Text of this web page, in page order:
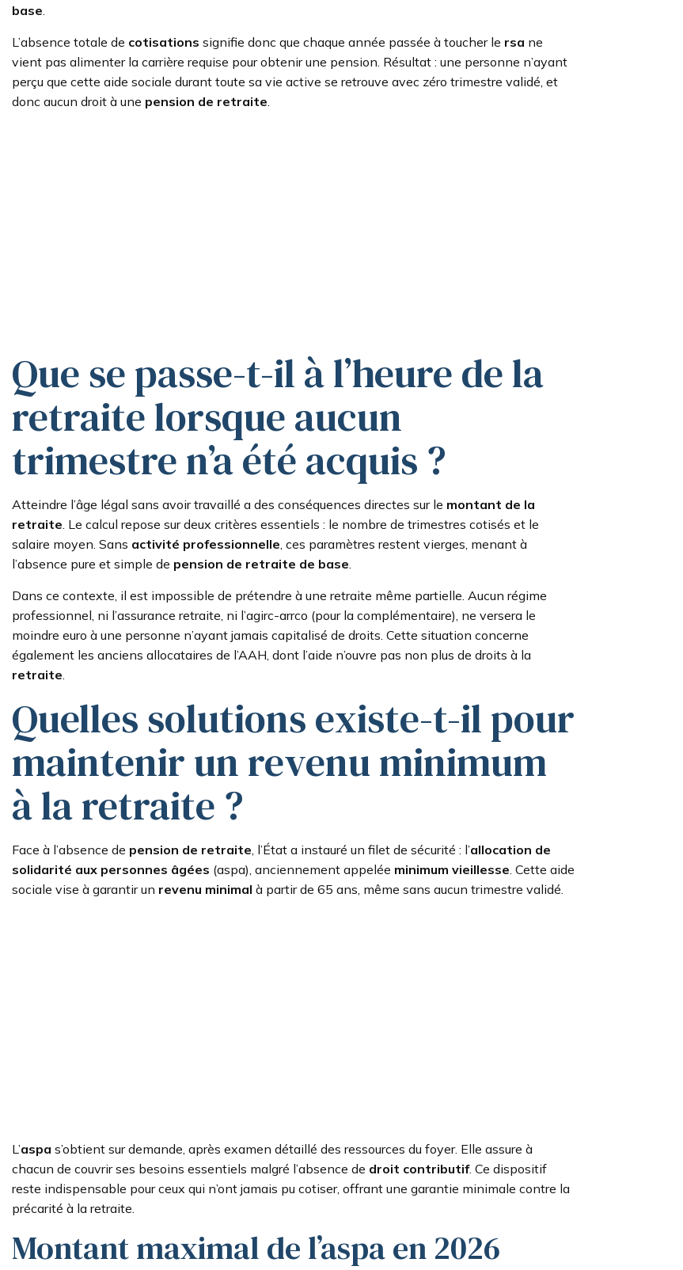
base.
L’absence totale de cotisations signifie donc que chaque année passée à toucher le rsa ne
vient pas alimenter la carrière requise pour obtenir une pension. Résultat : une personne n’ayant
perçu que cette aide sociale durant toute sa vie active se retrouve avec zéro trimestre validé, et
donc aucun droit à une pension de retraite.
Que se passe-t-il à l’heure de la
retraite lorsque aucun
trimestre n’a été acquis ?
Atteindre l’âge légal sans avoir travaillé a des conséquences directes sur le montant de la
retraite. Le calcul repose sur deux critères essentiels : le nombre de trimestres cotisés et le
salaire moyen. Sans activité professionnelle, ces paramètres restent vierges, menant à
l’absence pure et simple de pension de retraite de base.
Dans ce contexte, il est impossible de prétendre à une retraite même partielle. Aucun régime
professionnel, ni l’assurance retraite, ni l’agirc-arrco (pour la complémentaire), ne versera le
moindre euro à une personne n’ayant jamais capitalisé de droits. Cette situation concerne
également les anciens allocataires de l’AAH, dont l’aide n’ouvre pas non plus de droits à la
retraite.
Quelles solutions existe-t-il pour
maintenir un revenu minimum
à la retraite ?
Face à l’absence de pension de retraite, l’État a instauré un filet de sécurité : l’allocation de
solidarité aux personnes âgées (aspa), anciennement appelée minimum vieillesse. Cette aide
sociale vise à garantir un revenu minimal à partir de 65 ans, même sans aucun trimestre validé.
L’aspa s’obtient sur demande, après examen détaillé des ressources du foyer. Elle assure à
chacun de couvrir ses besoins essentiels malgré l’absence de droit contributif. Ce dispositif
reste indispensable pour ceux qui n’ont jamais pu cotiser, offrant une garantie minimale contre la
précarité à la retraite.
Montant maximal de l’aspa en 2026